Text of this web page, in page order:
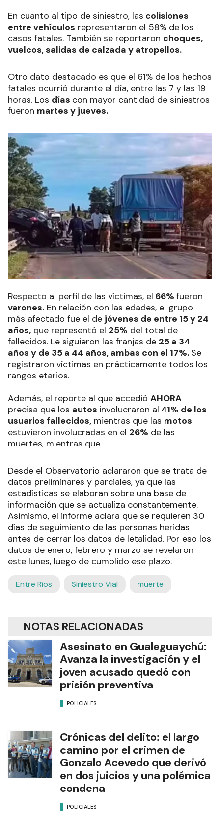
En cuanto al tipo de siniestro, las colisiones
entre vehículos representaron el 58% de los
casos fatales. También se reportaron choques,
vuelcos, salidas de calzada y atropellos.
Otro dato destacado es que el 61% de los hechos
fatales ocurrió durante el día, entre las 7 y las 19
horas. Los días con mayor cantidad de siniestros
fueron martes y jueves.
Respecto al perfil de las víctimas, el 66% fueron
varones. En relación con las edades, el grupo
más afectado fue el de jóvenes de entre 15 y 24
años, que representó el 25% del total de
fallecidos. Le siguieron las franjas de 25 a 34
años y de 35 a 44 años, ambas con el 17%. Se
registraron víctimas en prácticamente todos los
rangos etarios.
Además, el reporte al que accedió AHORA
precisa que los autos involucraron al 41% de los
usuarios fallecidos, mientras que las motos
estuvieron involucradas en el 26% de las
muertes, mientras que.
Desde el Observatorio aclararon que se trata de
datos preliminares y parciales, ya que las
estadísticas se elaboran sobre una base de
información que se actualiza constantemente.
Asimismo, el informe aclara que se requieren 30
días de seguimiento de las personas heridas
antes de cerrar los datos de letalidad. Por eso los
datos de enero, febrero y marzo se revelaron
este lunes, luego de cumplido ese plazo.
Entre Ríos Siniestro Vial muerte
NOTAS RELACIONADAS
Asesinato en Gualeguaychú:
Avanza la investigación y el
joven acusado quedó con
prisión preventiva
POLICIALES
Crónicas del delito: el largo
camino por el crimen de
Gonzalo Acevedo que derivó
en dos juicios y una polémica
condena
POLICIALES